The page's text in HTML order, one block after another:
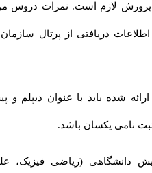
لازم است. نمرات دروس مؤثر
دریافتی از پرتال سازمان به
شده باید با عنوان دیپلم و پیش
یکسان باشد.
(ریاضی فیزیک، علوم